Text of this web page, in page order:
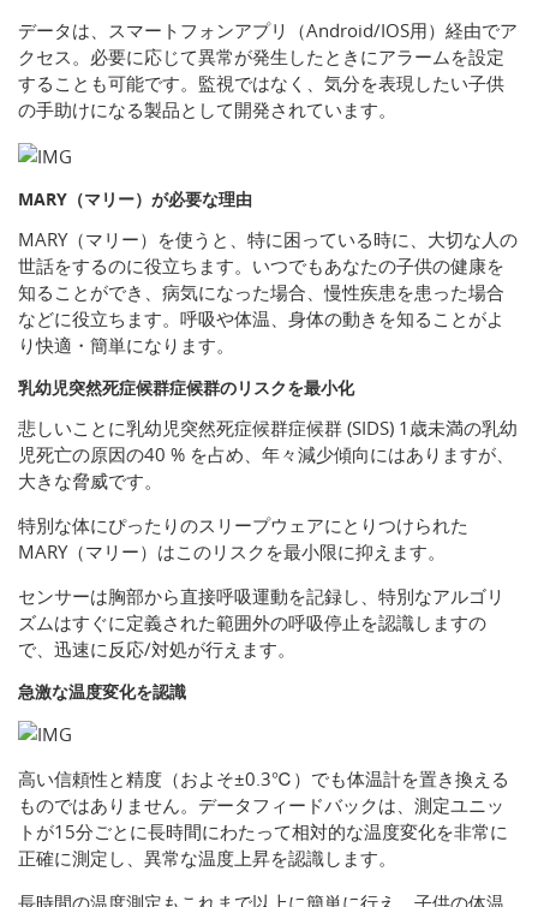
データは、スマートフォンアプリ（Android/IOS用）経由でア
クセス。必要に応じて異常が発生したときにアラームを設定
することも可能です。監視ではなく、気分を表現したい子供
の手助けになる製品として開発されています。
MARY（マリー）が必要な理由
MARY（マリー）を使うと、特に困っている時に、大切な人の
世話をするのに役立ちます。いつでもあなたの子供の健康を
知ることができ、病気になった場合、慢性疾患を患った場合
などに役立ちます。呼吸や体温、身体の動きを知ることがよ
り快適・簡単になります。
乳幼児突然死症候群症候群のリスクを最小化
悲しいことに乳幼児突然死症候群症候群 (SIDS) 1歳未満の乳幼
児死亡の原因の40 % を占め、年々減少傾向にはありますが、
大きな脅威です。
特別な体にぴったりのスリープウェアにとりつけられた
MARY（マリー）はこのリスクを最小限に抑えます。
センサーは胸部から直接呼吸運動を記録し、特別なアルゴリ
ズムはすぐに定義された範囲外の呼吸停止を認識しますの
で、迅速に反応/対処が行えます。
急激な温度変化を認識
高い信頼性と精度（およそ±0.3℃）でも体温計を置き換える
ものではありません。データフィードバックは、測定ユニッ
トが15分ごとに長時間にわたって相対的な温度変化を非常に
正確に測定し、異常な温度上昇を認識します。